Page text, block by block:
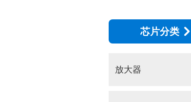
芯片分类
放大器